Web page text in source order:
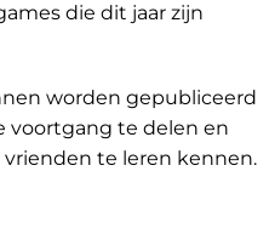
die dit jaar zijn
worden gepubliceerd
voortgang te delen en
te leren kennen.